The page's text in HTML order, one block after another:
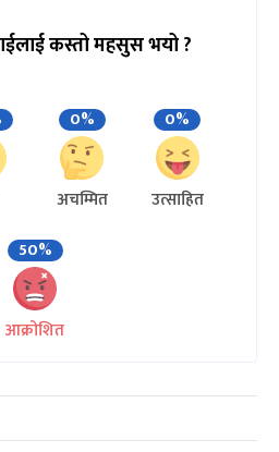
कस्तो महसुस भयो ?
0%
अचम्मित
0%
उत्साहित
50%
आक्रोशित